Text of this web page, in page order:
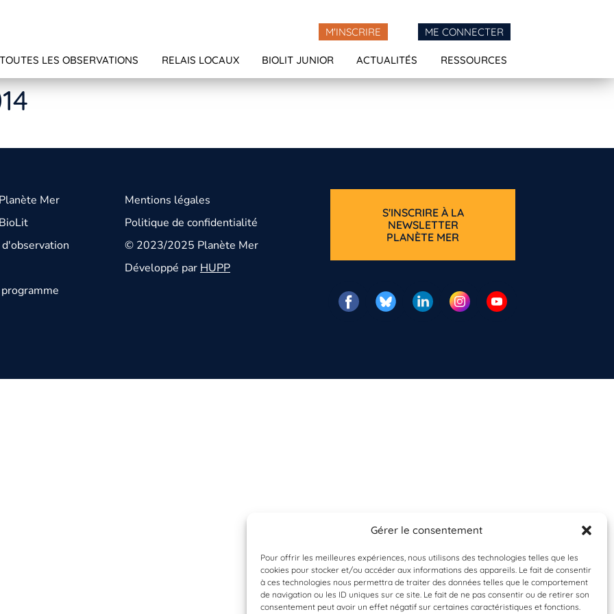
Gérer le consentement
Pour offrir les meilleures expériences, nous utilisons des technologies telles que les
cookies pour stocker et/ou accéder aux informations des appareils. Le fait de consentir
à ces technologies nous permettra de traiter des données telles que le comportement
de navigation ou les ID uniques sur ce site. Le fait de ne pas consentir ou de retirer son
consentement peut avoir un effet négatif sur certaines caractéristiques et fonctions.
M'INSCRIRE ME CONNECTER
TOUTES LES OBSERVATIONS RELAIS LOCAUX BIOLIT JUNIOR ACTUALITÉS RESSOURCES
Mer
Mentions légales
Politique de confidentialité
© 2023/2025 Planète Mer
Développé parHUPP
S'INSCRIRE À LA
NEWSLETTER
PLANÈTE MER